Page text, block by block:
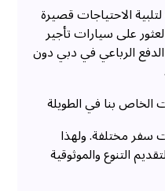
الاحتياجات قصيرة
على سيارات تأجير
الرباعي في دبي دون
الخاص بنا في الطويلة
سفر مختلفة. ولهذا
التنوع والموثوقية